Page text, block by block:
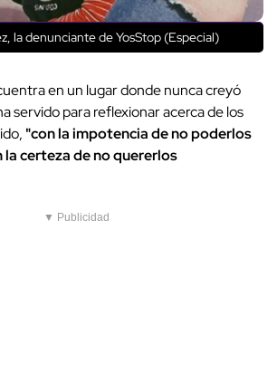
la denunciante de YosStop (Especial)
en un lugar donde nunca creyó
servido para reflexionar acerca de los
"con la impotencia de no poderlos
la certeza de no quererlos
▼ Publicidad